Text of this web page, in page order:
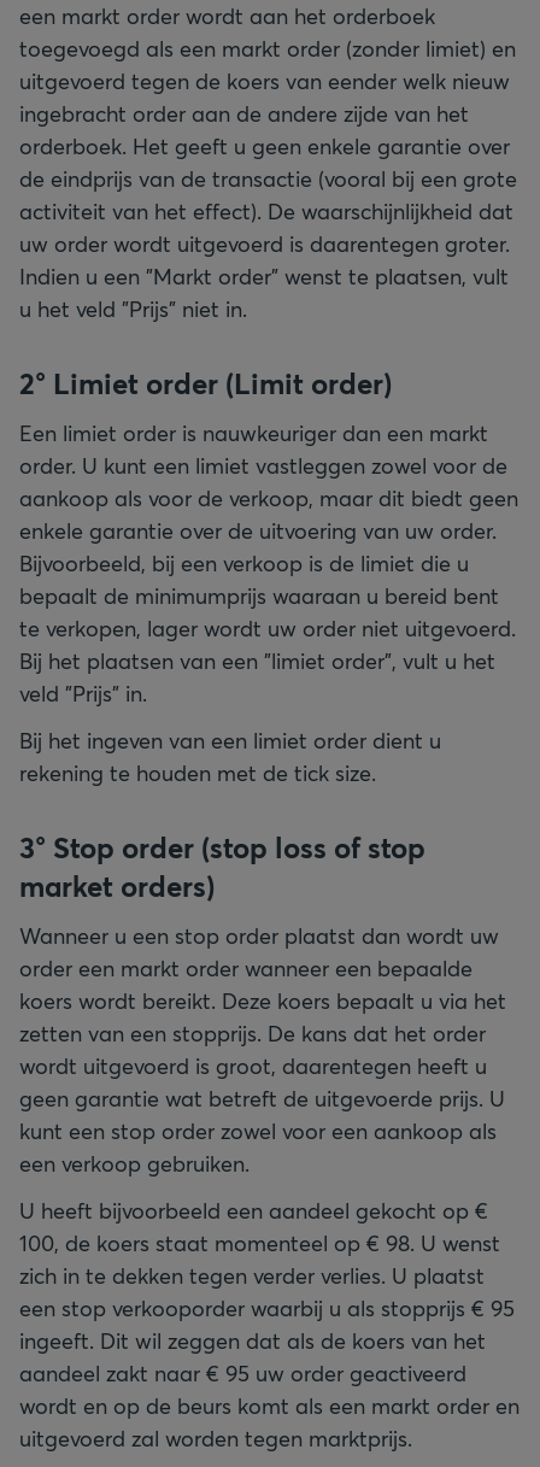
een markt order wordt aan het orderboek
toegevoegd als een markt order (zonder limiet) en
uitgevoerd tegen de koers van eender welk nieuw
ingebracht order aan de andere zijde van het
orderboek. Het geeft u geen enkele garantie over
de eindprijs van de transactie (vooral bij een grote
activiteit van het effect). De waarschijnlijkheid dat
uw order wordt uitgevoerd is daarentegen groter.
Indien u een "Markt order" wenst te plaatsen, vult
u het veld "Prijs" niet in.
2° Limiet order (Limit order)
Een limiet order is nauwkeuriger dan een markt
order. U kunt een limiet vastleggen zowel voor de
aankoop als voor de verkoop, maar dit biedt geen
enkele garantie over de uitvoering van uw order.
Bijvoorbeeld, bij een verkoop is de limiet die u
bepaalt de minimumprijs waaraan u bereid bent
te verkopen, lager wordt uw order niet uitgevoerd.
Bij het plaatsen van een "limiet order", vult u het
veld "Prijs" in.
Bij het ingeven van een limiet order dient u
rekening te houden met de tick size.
3° Stop order (stop loss of stop
market orders)
Wanneer u een stop order plaatst dan wordt uw
order een markt order wanneer een bepaalde
koers wordt bereikt. Deze koers bepaalt u via het
zetten van een stopprijs. De kans dat het order
wordt uitgevoerd is groot, daarentegen heeft u
geen garantie wat betreft de uitgevoerde prijs. U
kunt een stop order zowel voor een aankoop als
een verkoop gebruiken.
U heeft bijvoorbeeld een aandeel gekocht op €
100, de koers staat momenteel op € 98. U wenst
zich in te dekken tegen verder verlies. U plaatst
een stop verkooporder waarbij u als stopprijs € 95
ingeeft. Dit wil zeggen dat als de koers van het
aandeel zakt naar € 95 uw order geactiveerd
wordt en op de beurs komt als een markt order en
uitgevoerd zal worden tegen marktprijs.